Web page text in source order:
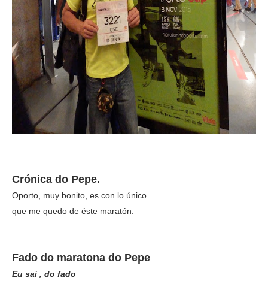
Crónica do Pepe.
Oporto, muy bonito, es con lo único
que me quedo de éste maratón.
Fado do maratona do Pepe
Eu saí , do fado